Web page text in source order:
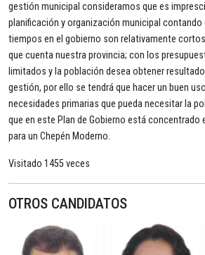
gestión municipal consideramos que es
planificación y organización municipal
tiempos en el gobierno son relativamente
que cuenta nuestra provincia; con los
limitados y la población desea obtener
gestión, por ello se tendrá que hacer un buen
necesidades primarias que pueda necesitar la
que en este Plan de Gobierno está concentrado
para un Chepén Moderno.
Visitado 1455 veces
OTROS CANDIDATOS